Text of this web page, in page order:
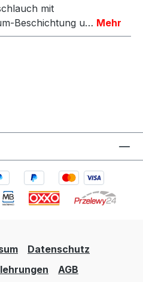
mit
Beschichtung u… Mehr
Datenschutz
AGB